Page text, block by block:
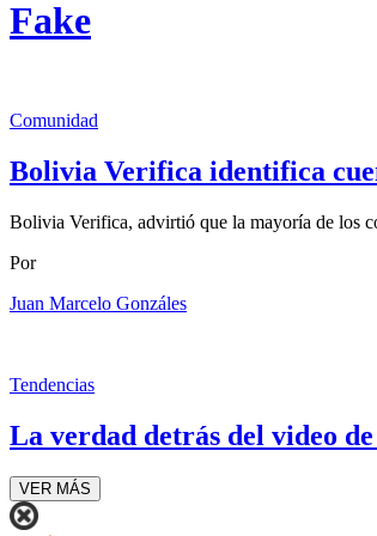
Fake
Comunidad
Bolivia Verifica identifica
Bolivia Verifica, advirtió que la mayoría de los
Por
Juan Marcelo Gonzáles
Tendencias
La verdad detrás del video
VER MÁS